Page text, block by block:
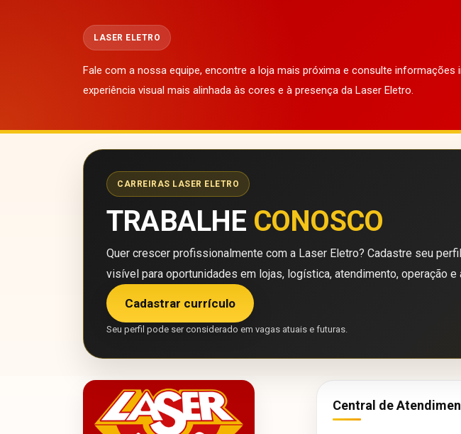
LASER ELETRO
Fale com a nossa equipe, encontre a loja mais próxima e consulte
experiência visual mais alinhada às cores e à presença da Laser Eletro.
CARREIRAS LASER ELETRO
TRABALHE CONOSCO
Quer crescer profissionalmente com a Laser Eletro? Cadastre seu
visível para oportunidades em lojas, logística, atendimento, operação e
Cadastrar currículo
Seu perfil pode ser considerado em vagas atuais e futuras.
Central de